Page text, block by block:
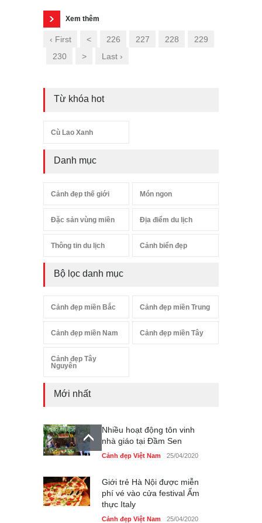
Xem thêm
‹ First < 226 227 228
229
230
> Last ›
Từ khóa hot
Cù Lao Xanh
Danh mục
Cảnh đẹp thế giới Món ngon
Đặc sản vùng miền Địa điểm du lịch
Thông tin du lịch Cảnh biển đẹp
Bộ lọc danh mục
Cảnh đẹp miền Bắc Cảnh đẹp miền Trung
Cảnh đẹp miền Nam Cảnh đẹp miền Tây
Cảnh đẹp Tây
Nguyên
Mới nhất
Nhiều hoạt động tôn vinh
nhà giáo tại Đầm Sen
Cảnh đẹp Việt Nam 25/04/2020
Giới trẻ Hà Nội được miễn
phí vé vào cửa festival Ẩm
thực Italy
Cảnh đẹp Việt Nam 25/04/2020